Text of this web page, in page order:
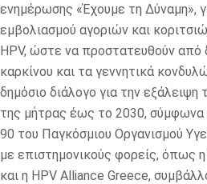
ενημέρωσης «Έχουμε τη Δύναμη»,
εμβολιασμού αγοριών και
HPV, ώστε να προστατευθούν από
καρκίνου και τα γεννητικά
δημόσιο διάλογο για την εξάλειψη
της μήτρας έως το 2030, σύμφωνα
90 του Παγκόσμιου Οργανισμού
με επιστημονικούς φορείς, όπως η
και η HPV Alliance Greece,